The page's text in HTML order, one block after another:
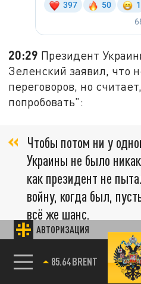
АВТОРИЗАЦИЯ
85.64 BRENT
20:29 Президент
Зеленский заявил, что
переговоров, но
попробовать":
Чтобы потом ни у
Украины не было
как президент не
войну, когда был,
всё же шанс.
20:28
Глава
хорошей новостью